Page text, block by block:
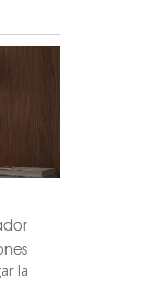
la